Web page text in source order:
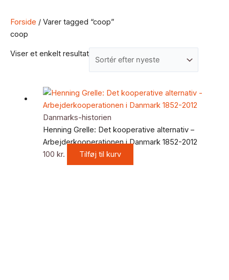
Forside / Varer tagged “coop”
coop
Viser et enkelt resultat
Danmarks-historien
Henning Grelle: Det kooperative alternativ –
Arbejderkooperationen i Danmark 1852-2012
100 kr. Tilføj til kurv